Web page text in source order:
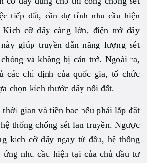
tiếp đất, cần dự tính nhu cầu hiện
cỡ dây càng lớn, điện trở dây
giúp truyền dẫn năng lượng sét
và không bị cản trở. Ngoài ra,
các chỉ định của quốc gia, tổ chức
chọn kích thước dây nối đất.
thời gian và tiền bạc nếu phải lắp đặt
thống chống sét lan truyền. Ngược
kích cỡ dây ngay từ đầu, hệ thống
ứng nhu cầu hiện tại của chủ đầu tư